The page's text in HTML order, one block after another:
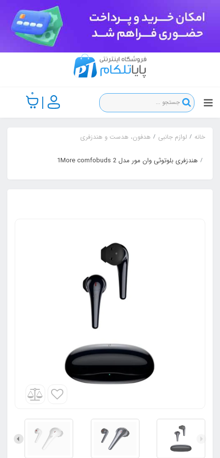
0
خانه لوازم جانبی هدفون، هدست و هندزفری
هندزفری بلوتوثی وان مور مدل 1More comfobuds 2